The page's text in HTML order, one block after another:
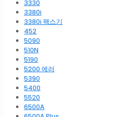
3330
3380i
3380i 팩스기
452
5090
510N
5190
5200 에러
5390
5400
5520
6500A